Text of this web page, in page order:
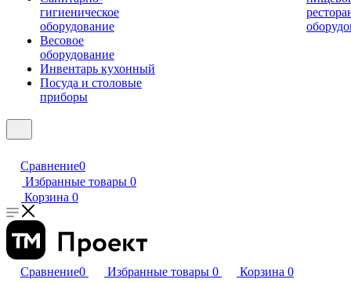
гигиеническое
оборудование
Весовое
оборудование
Инвентарь кухонный
Посуда и столовые
приборы
Сравнение0
Избранные товары 0
Корзина 0
Сравнение0 Избранные товары 0 Корзина 0